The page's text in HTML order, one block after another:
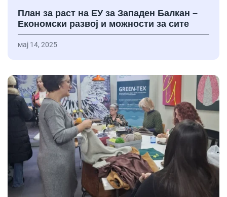
План за раст на ЕУ за Западен Балкан –
Економски развој и можности за сите
мај 14, 2025